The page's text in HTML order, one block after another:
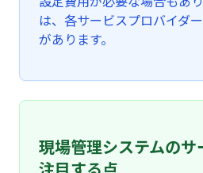
は、各サービスプロバイダ
があります。
現場管理システムの